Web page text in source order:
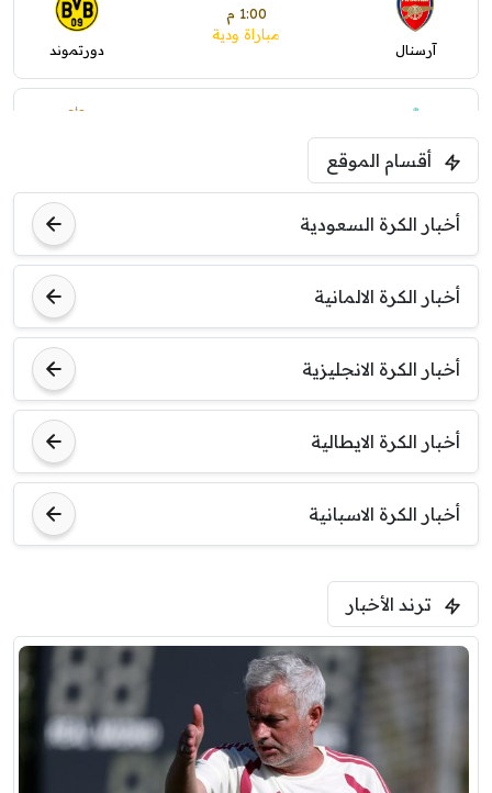
آرسنال
1:00 م
مباراة ودية
دورتموند
ليفربول
أقسام الموقع
أخبار الكرة السعودية
أخبار الكرة الالمانية
أخبار الكرة الانجليزية
أخبار الكرة الايطالية
أخبار الكرة الاسبانية
ترند الأخبار